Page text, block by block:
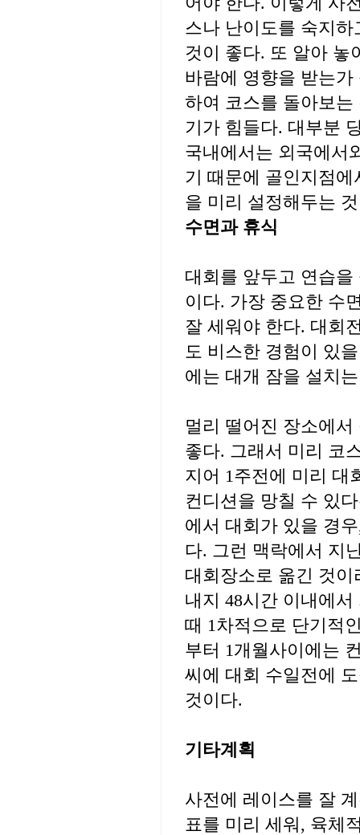
스나 난이도를 숙지
것이 좋다. 또 알아 놓
바람에 영향을 받는
하여 코스를 돌아보
기가 힘들다. 대부분
국내에서는 외국에서
기 때문에 골인지점
을 미리 설정해두는
수면과 휴식
대회를 앞두고 연습
이다. 가장 중요한 수
잘 세워야 한다. 대회
도 비스한 경험이 있
에는 대개 잠을 설치
멀리 떨어진 장소에
좋다. 그래서 미리 코
지어 1주전에 미리 대
컨디션을 망칠 수 있
에서 대회가 있을 경
다. 그런 맥락에서 지
대회장소로 옮긴 것
내지 48시간 이내에
때 1차적으로 단기적
부터 1개월사이에는
씨에 대회 수일전에
것이다.
기타계획
사전에 레이스를 잘
표를 미리 세워, 육체